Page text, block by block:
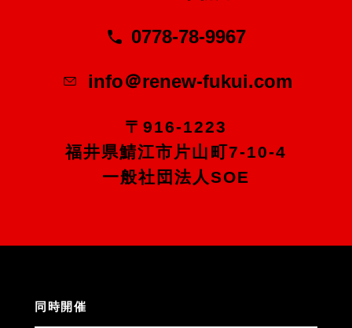
0778-78-9967
info＠renew-fukui.com
〒916-1223
福井県鯖江市片山町7-10-4
一般社団法人SOE
同時開催